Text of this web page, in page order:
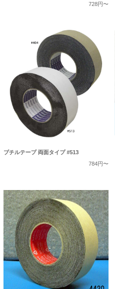
728円〜
ブチルテープ 両面タイプ #513
784円〜